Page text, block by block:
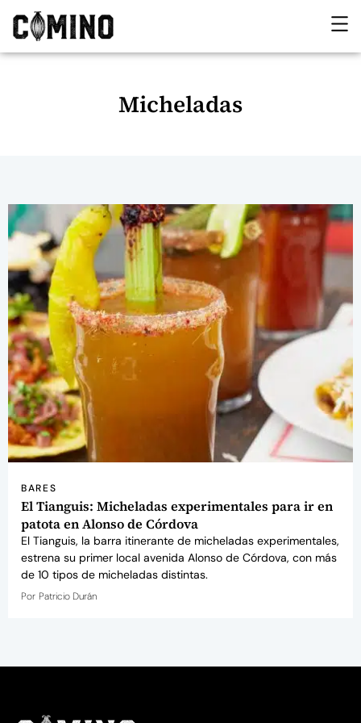
Micheladas
BARES
El Tianguis: Micheladas experimentales para ir en
patota en Alonso de Córdova
El Tianguis, la barra itinerante de micheladas experimentales,
estrena su primer local avenida Alonso de Córdova, con más
de 10 tipos de micheladas distintas.
Por Patricio Durán